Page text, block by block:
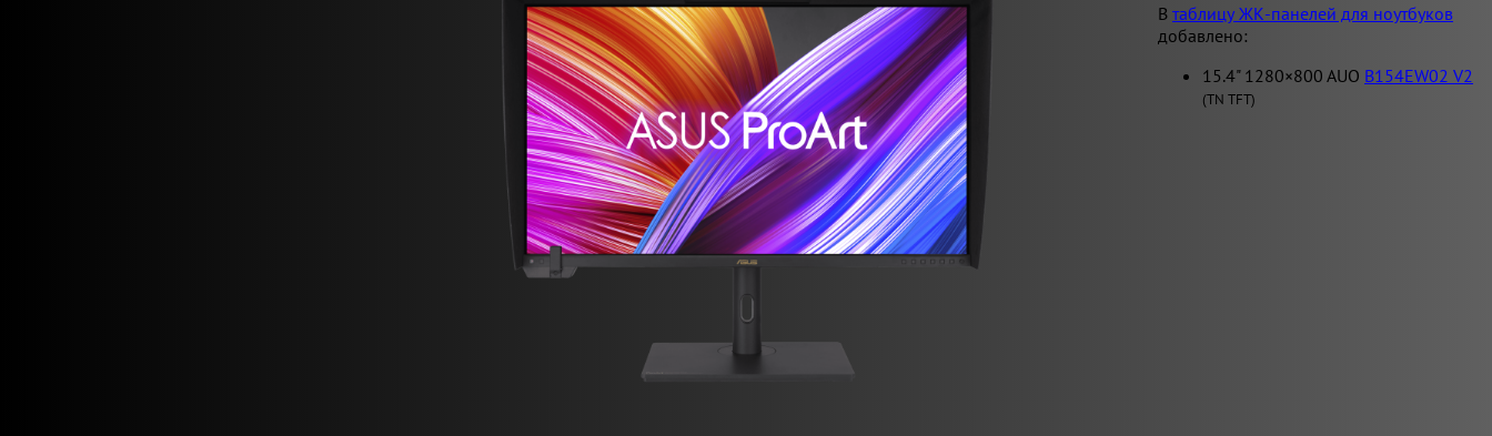
В таблицу ЖК-панелей для ноутбуков
добавлено:
15.4" 1280×800 AUO B154EW02 V2
(TN TFT)